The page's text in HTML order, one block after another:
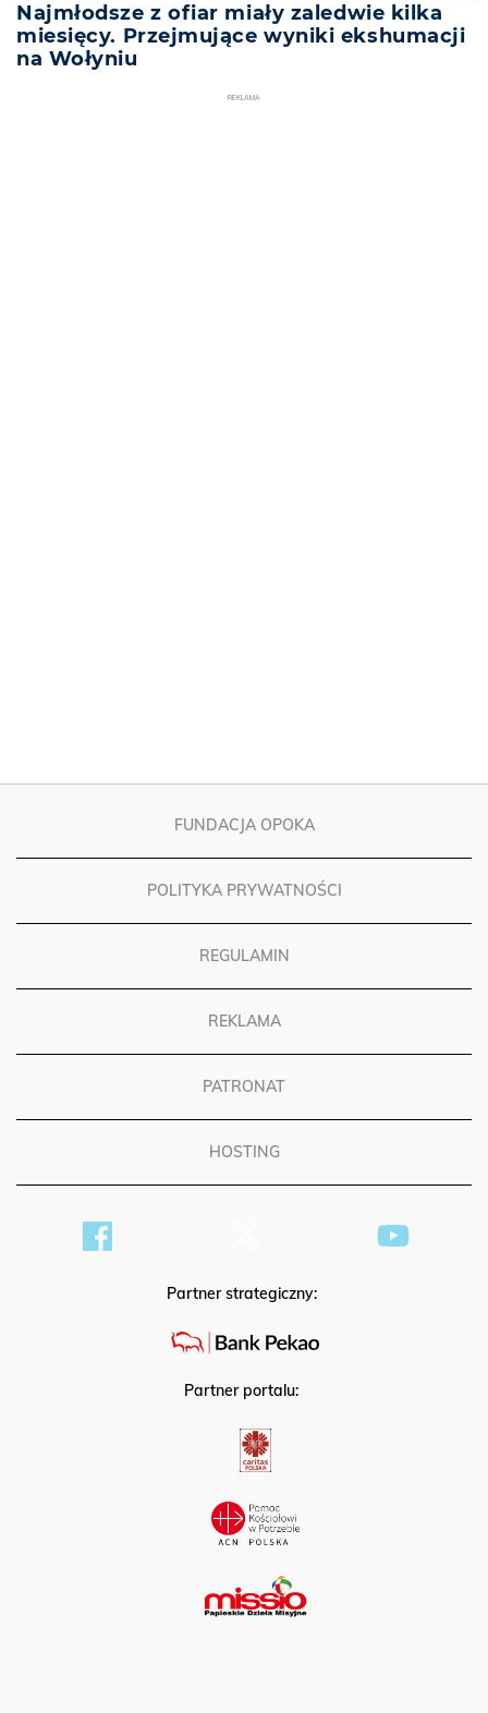
Najmłodsze z ofiar miały zaledwie kilka
miesięcy. Przejmujące wyniki ekshumacji
na Wołyniu
REKLAMA
FUNDACJA OPOKA
POLITYKA PRYWATNOŚCI
REGULAMIN
REKLAMA
PATRONAT
HOSTING
Partner strategiczny:
Partner portalu: